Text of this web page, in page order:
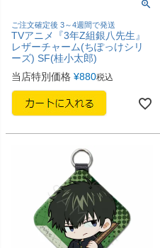
ご注文確定後 3～4週間で発送
TVアニメ『3年Z組銀八先生』
レザーチャーム(ちぽっけシリ
ーズ) SF(桂小太郎)
当店特別価格 ¥880税込